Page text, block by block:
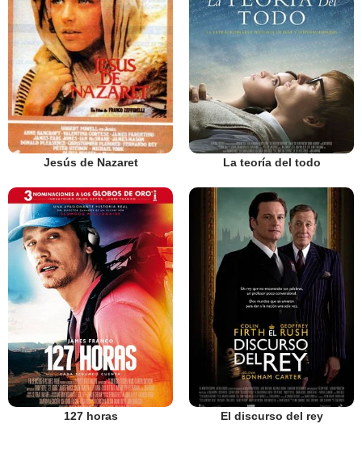
Jesús de Nazaret La teoría del todo
127 horas El discurso del rey